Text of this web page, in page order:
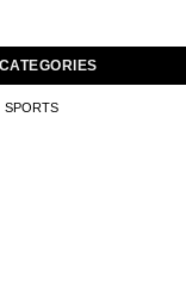
SPORTS